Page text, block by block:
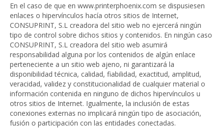
En el caso de que en www.printerphoenix.com se dispusiesen
enlaces o hipervínculos hacía otros sitios de Internet,
CONSUPRINT, S.L creadora del sitio web no ejercerá ningún
tipo de control sobre dichos sitios y contenidos. En ningún caso
CONSUPRINT, S.L creadora del sitio web asumirá
responsabilidad alguna por los contenidos de algún enlace
perteneciente a un sitio web ajeno, ni garantizará la
disponibilidad técnica, calidad, fiabilidad, exactitud, amplitud,
veracidad, validez y constitucionalidad de cualquier material o
información contenida en ninguno de dichos hipervínculos u
otros sitios de Internet. Igualmente, la inclusión de estas
conexiones externas no implicará ningún tipo de asociación,
fusión o participación con las entidades conectadas.